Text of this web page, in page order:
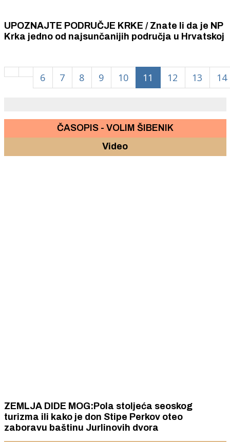
UPOZNAJTE PODRUČJE KRKE / Znate li da je NP
Krka jedno od najsunčanijih područja u Hrvatskoj
6 7 8 9 10 11 12 13 14
ČASOPIS - VOLIM ŠIBENIK
Video
ZEMLJA DIDE MOG:Pola stoljeća seoskog
turizma ili kako je don Stipe Perkov oteo
zaboravu baštinu Jurlinovih dvora